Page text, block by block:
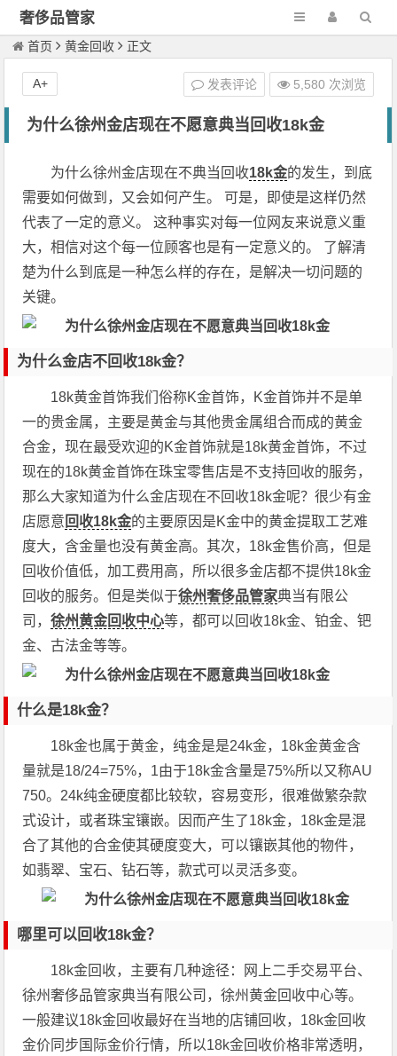
奢侈品管家
首页 黄金回收 正文
为什么徐州金店现在不愿意典当回收18k金
发表评论 5,580 次浏览
A+
为什么徐州金店现在不典当回收18k金的发生，到底
需要如何做到，又会如何产生。 可是，即使是这样仍然
代表了一定的意义。 这种事实对每一位网友来说意义重
大，相信对这个每一位顾客也是有一定意义的。 了解清
楚为什么到底是一种怎么样的存在，是解决一切问题的
关键。
为什么金店不回收18k金？
18k黄金首饰我们俗称K金首饰，K金首饰并不是单
一的贵金属，主要是黄金与其他贵金属组合而成的黄金
合金，现在最受欢迎的K金首饰就是18k黄金首饰，不过
现在的18k黄金首饰在珠宝零售店是不支持回收的服务，
那么大家知道为什么金店现在不回收18k金呢？很少有金
店愿意 回收18k金的主要原因是K金中的黄金提取工艺难
度大，含金量也没有黄金高。其次，18k金售价高，但是
回收价值低，加工费用高，所以很多金店都不提供18k金
回收的服务。但是类似于徐州奢侈品管家典当有限公
司，徐州黄金回收中心等，都可以回收18k金、铂金、钯
金、古法金等等。
什么是18k金？
18k金也属于黄金，纯金是是24k金，18k金黄金含
量就是18/24=75%，1由于18k金含量是75%所以又称AU
750。24k纯金硬度都比较软，容易变形，很难做繁杂款
式设计，或者珠宝镶嵌。因而产生了18k金，18k金是混
合了其他的合金使其硬度变大，可以镶嵌其他的物件，
如翡翠、宝石、钻石等，款式可以灵活多变。
哪里可以回收18k金？
18k金回收，主要有几种途径：网上二手交易平台、
徐州奢侈品管家典当有限公司，徐州黄金回收中心等。
一般建议18k金回收最好在当地的店铺回收，18k金回收
金价同步国际金价行情，所以18k金回收价格非常透明，